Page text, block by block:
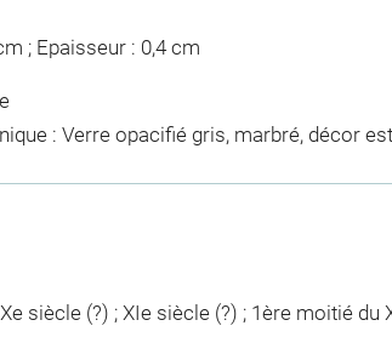
; Epaisseur : 0,4 cm
: Verre opacifié gris, marbré, décor
siècle (?) ; XIe siècle (?) ; 1ère moitié du